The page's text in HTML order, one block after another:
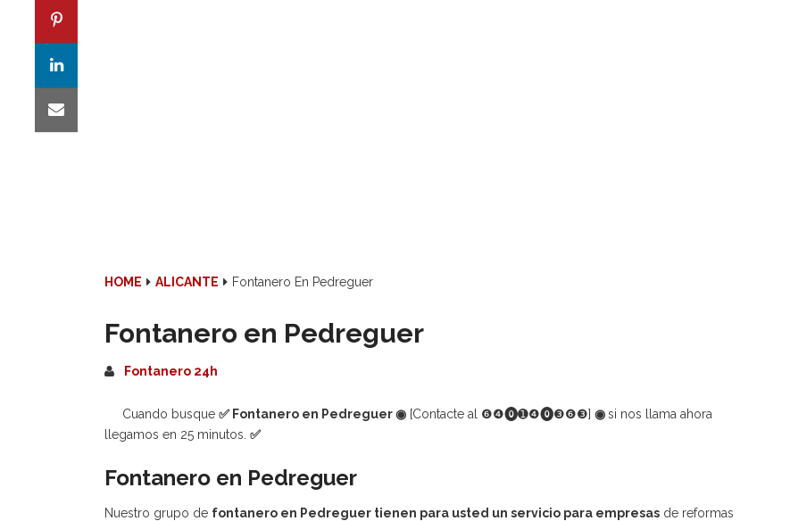
HOME ALICANTE Fontanero En Pedreguer
Fontanero en Pedreguer
Fontanero 24h
Cuando busque ✅ Fontanero en Pedreguer◉ [Contacte al ❻❹⓿➊❹⓿❸❻❸] ◉si nos llama ahora
llegamos en 25 minutos. ✅
Fontanero en Pedreguer
Nuestro grupo de fontanero en Pedreguer tienen para usted un servicio para empresas de reformas